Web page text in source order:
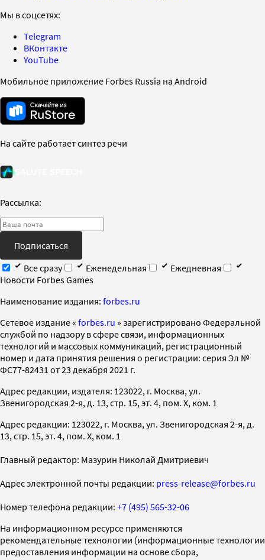
Мы в соцсетях:
Telegram
ВКонтакте
YouTube
Мобильное приложение Forbes Russia на Android
На сайте работает синтез речи
Рассылка:
Подписаться
Все сразу
Еженедельная
Ежедневная
Новости Forbes Games
Наименование издания: forbes.ru
Cетевое издание « forbes.ru » зарегистрировано Федеральной
службой по надзору в сфере связи, информационных
технологий и массовых коммуникаций, регистрационный
номер и дата принятия решения о регистрации: серия Эл №
ФС77-82431 от 23 декабря 2021 г.
Адрес редакции, издателя: 123022, г. Москва, ул.
Звенигородская 2-я, д. 13, стр. 15, эт. 4, пом. X, ком. 1
Адрес редакции: 123022, г. Москва, ул. Звенигородская 2-я, д.
13, стр. 15, эт. 4, пом. X, ком. 1
Главный редактор: Мазурин Николай Дмитриевич
Адрес электронной почты редакции: press-release@forbes.ru
Номер телефона редакции: +7 (495) 565-32-06
На информационном ресурсе применяются
рекомендательные технологии (информационные технологии
предоставления информации на основе сбора,